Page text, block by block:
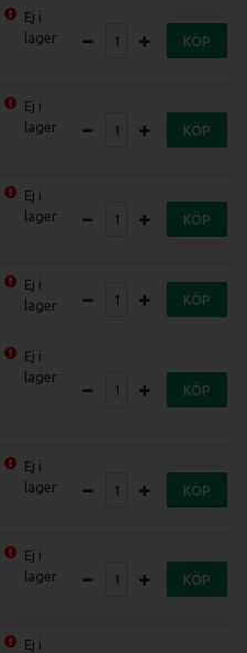
Ej i
lager
KÖP
Ej i
lager
KÖP
Ej i
lager
KÖP
Ej i
lager
KÖP
Ej i
lager
KÖP
Ej i
lager
KÖP
Ej i
lager
KÖP
Ej i